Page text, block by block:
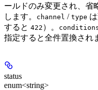
ールドのみ変更され、省
します。
channel / type
すると 422 ）。
指定すると全件置換され
status
enum<string>